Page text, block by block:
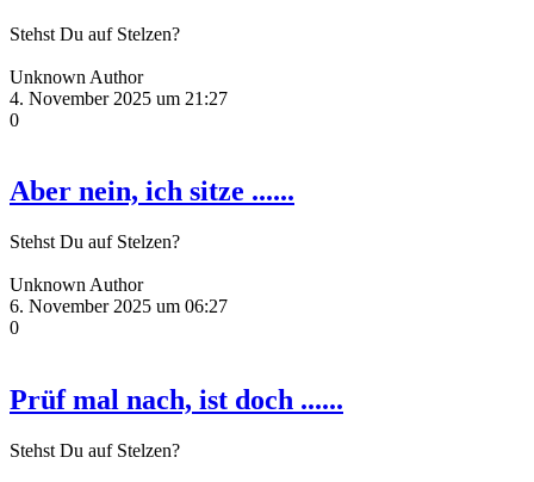
Stehst Du auf Stelzen?
Unknown Author
4. November 2025 um 21:27
0
Aber nein, ich sitze ......
Stehst Du auf Stelzen?
Unknown Author
6. November 2025 um 06:27
0
Prüf mal nach, ist doch ......
Stehst Du auf Stelzen?